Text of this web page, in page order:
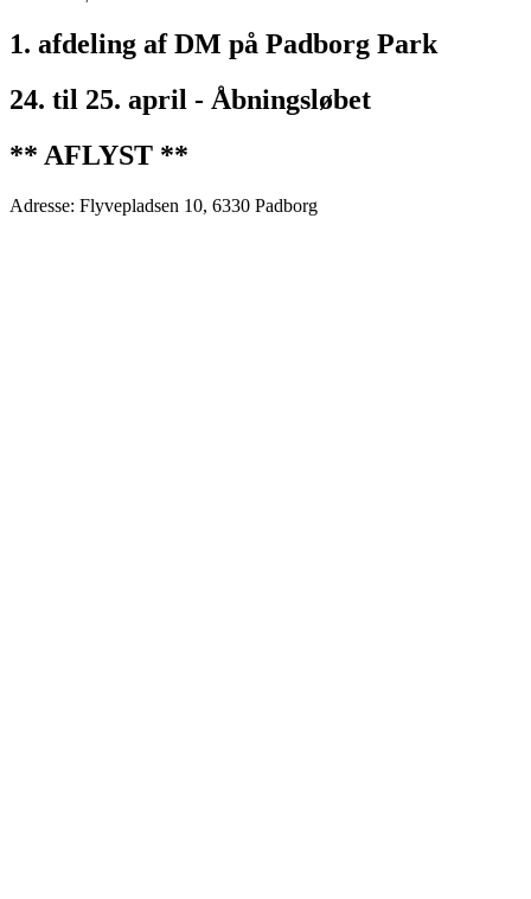
1. afdeling af DM på Padborg Park
24. til 25. april - Åbningsløbet
** AFLYST **
Adresse: Flyvepladsen 10, 6330 Padborg